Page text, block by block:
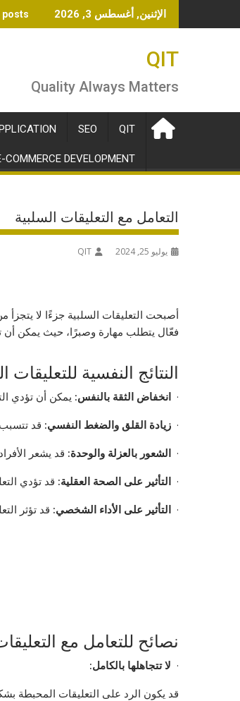
to
الإثنين, أغسطس 3, 2026 posts
QIT
Quality Always Matters
QIT
SEO
COMMERCE DEVELOPMENT
التعامل مع التعليقات السلبية
يوليو 25, 2024 QIT
أصبحت التعليقات السلبية جزءًا لا
فعّال يتطلب مهارة وصبرًا، حيث يمكن أن
النتائج النفسية
· انخفاض الثقة بالنفس: يمكن أن تؤدي
· زيادة القلق والضغط النفسي: قد
· الشعور بالعزلة والوحدة: قد يشعر
· التأثير على الصحة العقلية: قد تؤدي
· التأثير على الأداء الشخصي: قد تؤثر
نصائح للتعامل مع
· لا تتجاهلها بالكامل:
قد يكون الرد على التعليقات المحبطة